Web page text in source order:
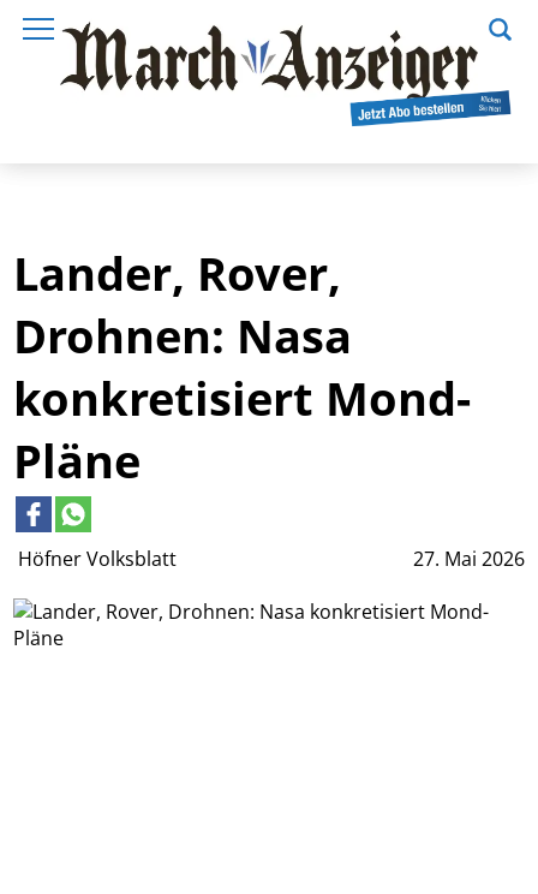
Höfner Volksblatt 27. Mai 2026
Lander, Rover,
Drohnen: Nasa
konkretisiert Mond-
Pläne